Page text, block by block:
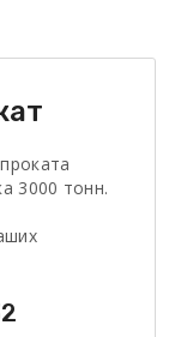
3000 тонн.